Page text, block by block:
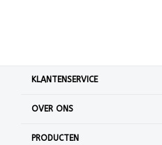
KLANTENSERVICE
OVER ONS
PRODUCTEN